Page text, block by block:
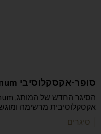
סופר-אקסקלוסיבי H. Upmann Super Magnum
אקסקלוסיבית מרשימה
| סיגרים